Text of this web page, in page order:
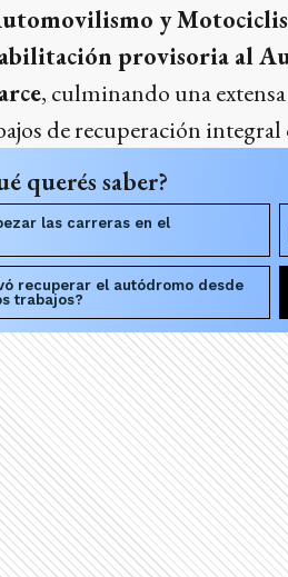
y
provisoria al
, culminando una
de recuperación
querés saber?
las carreras en el
recuperar el autódromo desde
trabajos?